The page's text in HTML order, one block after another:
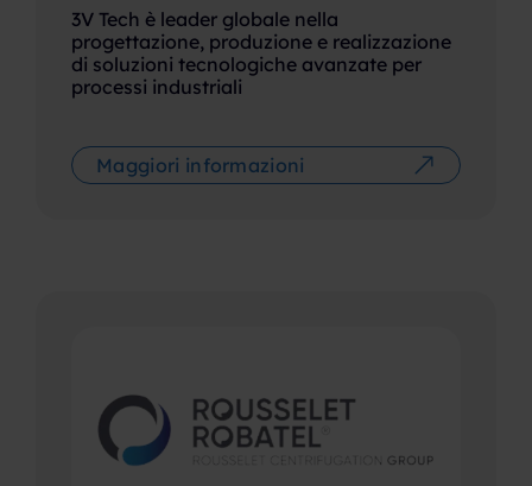
3V Tech è leader globale nella
progettazione, produzione e realizzazione
di soluzioni tecnologiche avanzate per
processi industriali
Maggiori informazioni